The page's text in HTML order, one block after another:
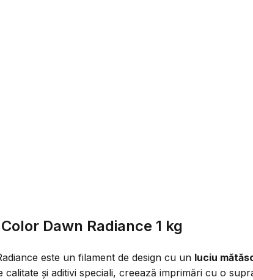
Dawn Radiance 1 kg
este un filament de design cu un luciu
calitate și aditivi speciali, creează imprimări cu o